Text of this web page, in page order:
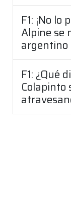
F1: ¡No
Alpine se
argentino
F1: ¿Qué
Colapinto